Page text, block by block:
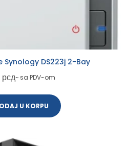
Synology DS223j 2-Bay
рсд~ sa PDV-om
U KORPU